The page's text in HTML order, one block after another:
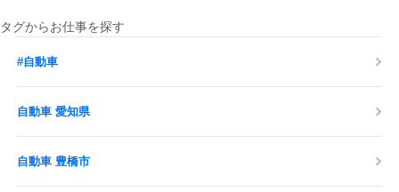
タグからお仕事を探す
#自動車
自動車 愛知県
自動車 豊橋市